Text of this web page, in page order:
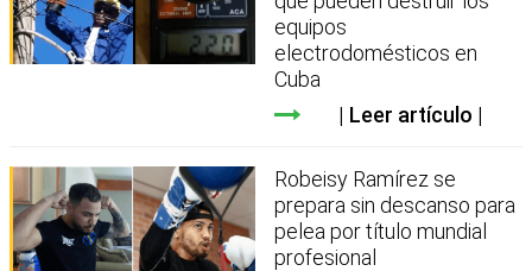
equipos
electrodomésticos en
Cuba
Leer artículo
Robeisy Ramírez se
prepara sin descanso para
pelea por título mundial
profesional